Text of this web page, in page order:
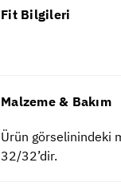
Fit Bilgileri
Malzeme & Bakım
Ürün görselinindeki
32/32’dir.